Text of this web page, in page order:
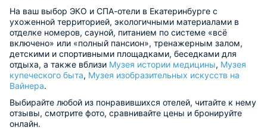
На ваш выбор ЭКО и СПА-отели в Екатеринбурге с
ухоженной территорией, экологичными материалами в
отделке номеров, сауной, питанием по системе «всё
включено» или «полный пансион», тренажерным залом,
детскими и спортивными площадками, беседками для
отдыха, а также вблизи Музея истории медицины, Музея
купеческого быта, Музея изобразительных искусств на
Вайнера.
Выбирайте любой из понравившихся отелей, читайте к нему
отзывы, смотрите фото, сравнивайте цены и бронируйте
онлайн.